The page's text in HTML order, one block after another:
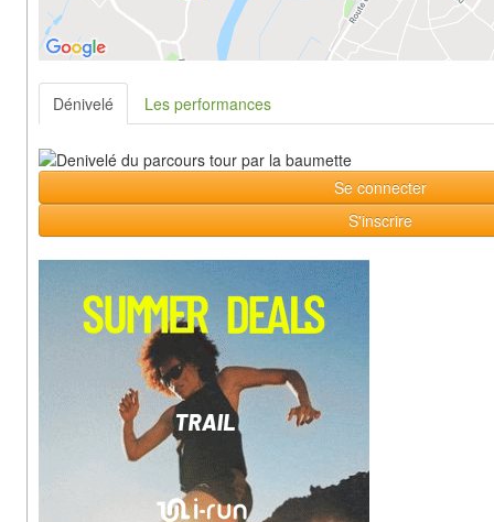
Dénivelé Les performances
Se connecter
S'inscrire